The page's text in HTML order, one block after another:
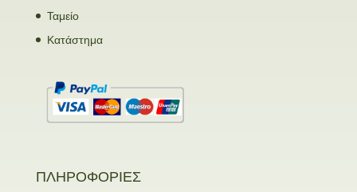
Ταμείο
Κατάστημα
ΠΛΗΡΟΦΟΡΙΕΣ